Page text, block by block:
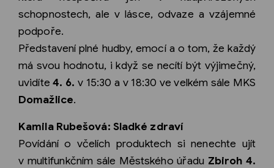
schopnostech, ale v lásce, odvaze a vzájemné
podpoře.
Představení plné hudby, emocí a o tom, že každý
má svou hodnotu, i když se necítí být výjimečný,
uvidíte4. 6. v 15:30 a v 18:30 ve velkém sále MKS
Domažlice.
Kamila Rubešová: Sladké zdraví
Povídání o včelích produktech si nenechte ujít
v multifunkčním sále Městského úřadu Zbiroh 4.